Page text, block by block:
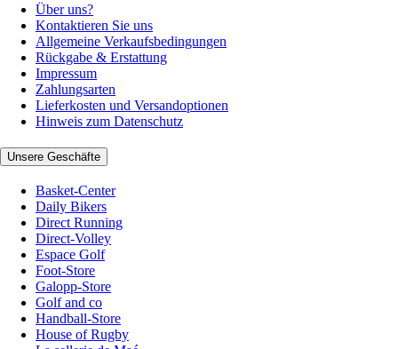
Über uns?
Kontaktieren Sie uns
Allgemeine Verkaufsbedingungen
Rückgabe & Erstattung
Impressum
Zahlungsarten
Lieferkosten und Versandoptionen
Hinweis zum Datenschutz
Unsere Geschäfte
Basket-Center
Daily Bikers
Direct Running
Direct-Volley
Espace Golf
Foot-Store
Galopp-Store
Golf and co
Handball-Store
House of Rugby